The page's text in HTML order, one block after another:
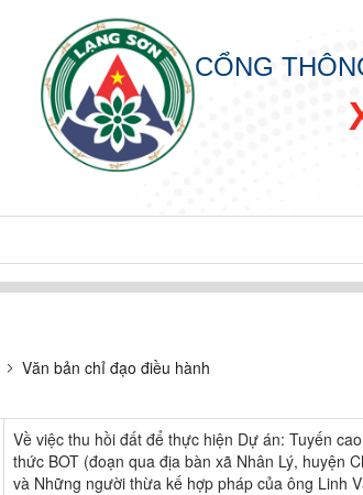
CỔNG
Văn bản chỉ đạo điều hành
Về việc thu hồi đất để thực hiện Dự án: Tuyến
thức BOT (đoạn qua địa bàn xã Nhân Lý, huyện
và Những người thừa kế hợp pháp của ông Linh